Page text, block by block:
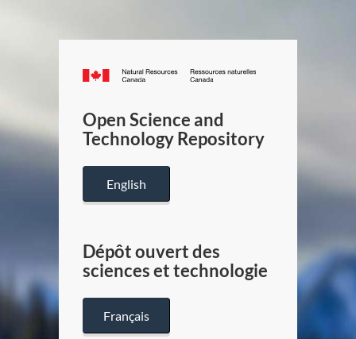
Canada.ca
/
Canada
Open Science and
Technology Repository
English
Dépôt ouvert des
sciences et technologie
Français